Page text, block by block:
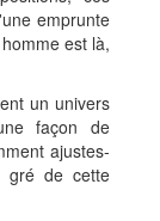
emprunte
est là,
un univers
façon de
ajustes-
gré de cette